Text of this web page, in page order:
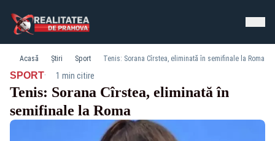
Acasă Știri Sport Tenis: Sorana Cîrstea, eliminată în semifinale la Roma
SPORT· 1 min citire
Tenis: Sorana Cîrstea, eliminată în
semifinale la Roma